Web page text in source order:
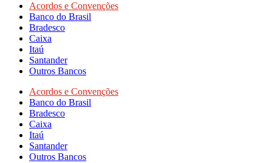
Acordos e Convenções
Banco do Brasil
Bradesco
Caixa
Itaú
Santander
Outros Bancos
Acordos e Convenções
Banco do Brasil
Bradesco
Caixa
Itaú
Santander
Outros Bancos